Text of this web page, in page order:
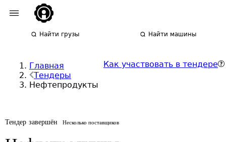
Найти грузы Найти машины
Главная
Тендеры
Нефтепродукты
Как участвовать в тендере
Тендер завершён Несколько поставщиков